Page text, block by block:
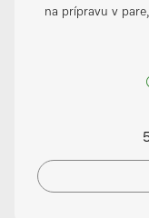
na prípravu v